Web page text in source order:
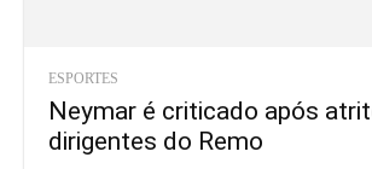
ESPORTES
Neymar é criticado após
dirigentes do Remo